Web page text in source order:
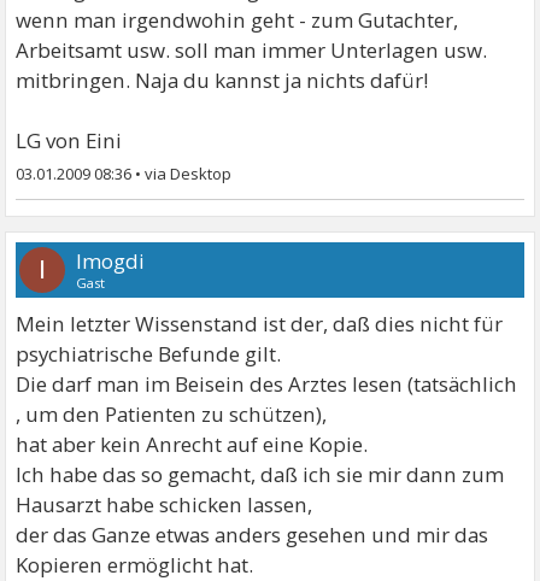
wenn man irgendwohin geht - zum Gutachter,
Arbeitsamt usw. soll man immer Unterlagen usw.
mitbringen. Naja du kannst ja nichts dafür!
LG von Eini
03.01.2009 08:36 •
I Imogdi
Gast
Mein letzter Wissenstand ist der, daß dies nicht für
psychiatrische Befunde gilt.
Die darf man im Beisein des Arztes lesen (tatsächlich
, um den Patienten zu schützen),
hat aber kein Anrecht auf eine Kopie.
Ich habe das so gemacht, daß ich sie mir dann zum
Hausarzt habe schicken lassen,
der das Ganze etwas anders gesehen und mir das
Kopieren ermöglicht hat.